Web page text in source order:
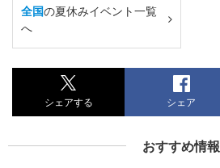
全国の夏休みイベント一覧
へ
シェアする シェア
おすすめ情報